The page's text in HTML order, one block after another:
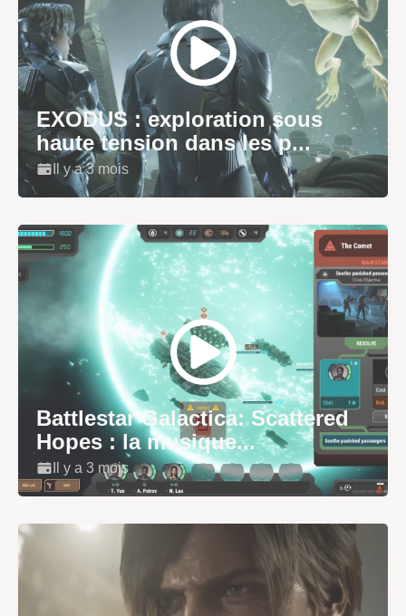
EXODUS : exploration sous
haute tension dans les p...
Il y a 3 mois
Battlestar Galactica: Scattered
Hopes : la musique...
Il y a 3 mois